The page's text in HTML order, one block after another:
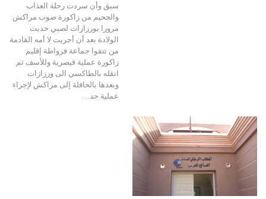
سبق وأن سردت رحلة العذاب
والجحيم من زاكورة صوب مراكش
مرورا بورزازات لصبي حديت
الولادة بعد أن أجريت لا أمه القادمة
من تنفوا جماعة فزواطة إقليم
زاكورة عملية قيصرية وللأسف ثم
انقله بالطاكسي الى ورزازات
وبعدها بالحافلة إلى مراكش لإجراء
عملية جد…